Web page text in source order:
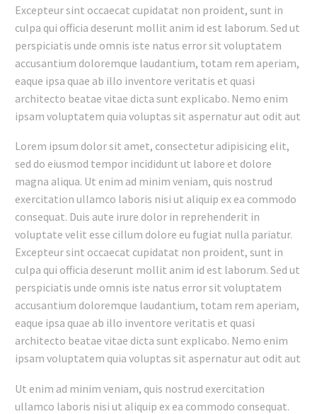
Excepteur sint occaecat cupidatat non proident, sunt in
culpa qui officia deserunt mollit anim id est laborum. Sed ut
perspiciatis unde omnis iste natus error sit voluptatem
accusantium doloremque laudantium, totam rem aperiam,
eaque ipsa quae ab illo inventore veritatis et quasi
architecto beatae vitae dicta sunt explicabo. Nemo enim
ipsam voluptatem quia voluptas sit aspernatur aut odit aut
Lorem ipsum dolor sit amet, consectetur adipisicing elit,
sed do eiusmod tempor incididunt ut labore et dolore
magna aliqua. Ut enim ad minim veniam, quis nostrud
exercitation ullamco laboris nisi ut aliquip ex ea commodo
consequat. Duis aute irure dolor in reprehenderit in
voluptate velit esse cillum dolore eu fugiat nulla pariatur.
Excepteur sint occaecat cupidatat non proident, sunt in
culpa qui officia deserunt mollit anim id est laborum. Sed ut
perspiciatis unde omnis iste natus error sit voluptatem
accusantium doloremque laudantium, totam rem aperiam,
eaque ipsa quae ab illo inventore veritatis et quasi
architecto beatae vitae dicta sunt explicabo. Nemo enim
ipsam voluptatem quia voluptas sit aspernatur aut odit aut
Ut enim ad minim veniam, quis nostrud exercitation
ullamco laboris nisi ut aliquip ex ea commodo consequat.